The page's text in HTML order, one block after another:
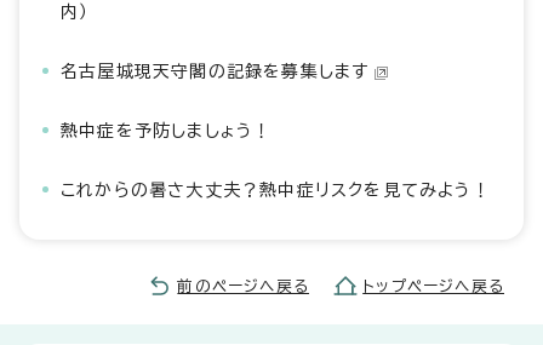
内）
名古屋城現天守閣の記録を募集します
熱中症を予防しましょう！
これからの暑さ大丈夫？熱中症リスクを見てみよう！
前のページへ戻る トップページへ戻る